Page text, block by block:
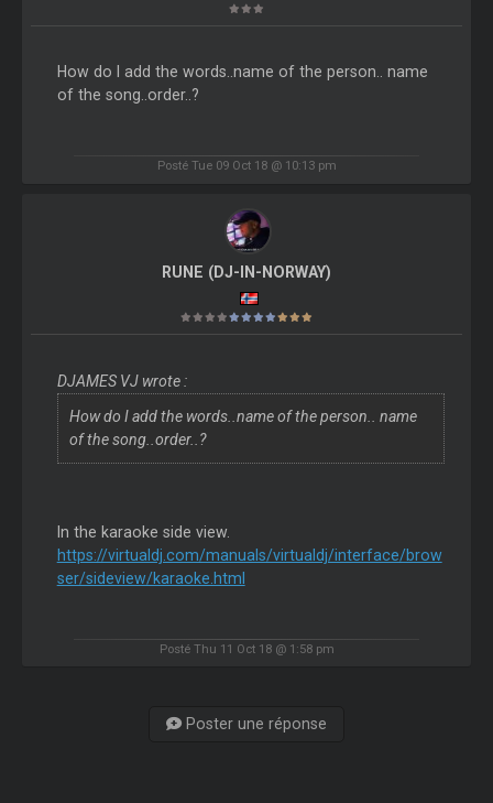
How do I add the words..name of the person.. name
of the song..order..?
Posté Tue 09 Oct 18 @ 10:13 pm
RUNE (DJ-IN-NORWAY)
DJAMES VJ wrote :
How do I add the words..name of the person.. name
of the song..order..?
In the karaoke side view.
https://virtualdj.com/manuals/virtualdj/interface/brow
ser/sideview/karaoke.html
Posté Thu 11 Oct 18 @ 1:58 pm
Poster une réponse